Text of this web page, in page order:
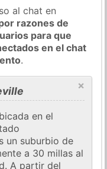
al chat en
razones de
para que
en el chat
.
×
en el
un suburbio de
a 30 millas al
A partir del